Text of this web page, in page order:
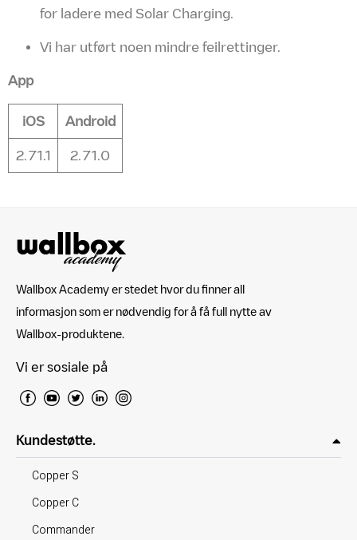
for ladere med Solar Charging.
Vi har utført noen mindre feilrettinger.
App
iOS Android
2.71.1 2.71.0
Wallbox Academy er stedet hvor du finner all
informasjon som er nødvendig for å få full nytte av
Wallbox-produktene.
Vi er sosiale på
Kundestøtte.
Copper S
Copper C
Commander